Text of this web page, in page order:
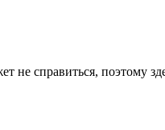
не справиться, поэтому